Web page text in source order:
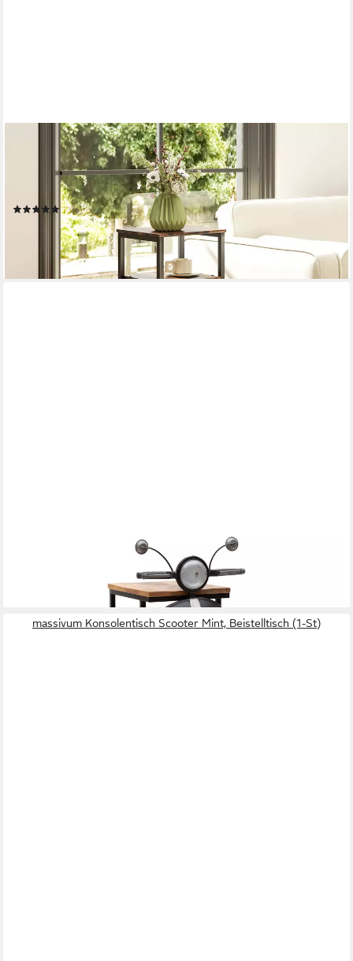
Beistelltisch im industriell Design, mit verstellbar Regal
(Couchtisch, 1-St., Kaffeetisch), für Wohnzimmer, Schlafzimmer,
34 x 30 x 80 cm, Rustikales Braun
(2)
UVP93,90 €
lieferbar - in 2-3 Werktagen bei dir
Konsolentisch Scooter Black, Beistelltisch (1-St)
lieferbar - in 3-4 Werktagen bei dir
massivum Konsolentisch Scooter Mint, Beistelltisch (1-St)